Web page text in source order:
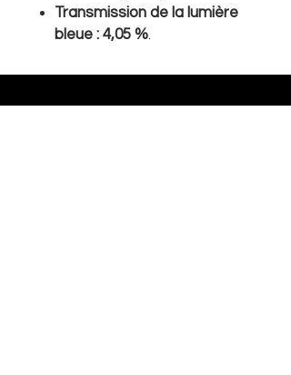
Transmission de la lumière
bleue : 4,05 %.